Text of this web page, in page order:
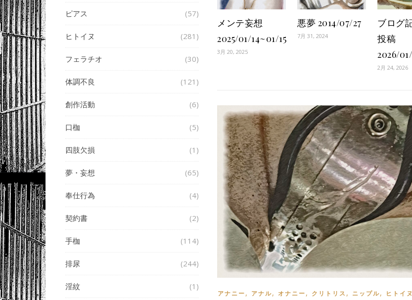
ピアス (57)
ヒトイヌ (281)
フェラチオ (30)
体調不良 (121)
創作活動 (6)
口枷 (5)
四肢欠損 (1)
夢・妄想 (65)
奉仕行為 (4)
契約書 (2)
手枷 (114)
排尿 (244)
淫紋 (1)
メンテ妄想
2025/01/14~01/15
3月 20, 2025
悪夢 2014/07/27
7月 31, 2024
ブログ
投稿
2026/
2月 24, 2026
アナニー, アナル, オナニー, クリトリス , ニップル, ヒトイヌ